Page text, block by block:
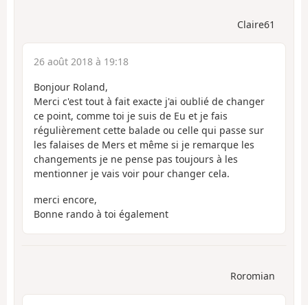
Claire61
26 août 2018 à 19:18
Bonjour Roland,
Merci c'est tout à fait exacte j'ai oublié de changer
ce point, comme toi je suis de Eu et je fais
régulièrement cette balade ou celle qui passe sur
les falaises de Mers et même si je remarque les
changements je ne pense pas toujours à les
mentionner je vais voir pour changer cela.
merci encore,
Bonne rando à toi également
Roromian